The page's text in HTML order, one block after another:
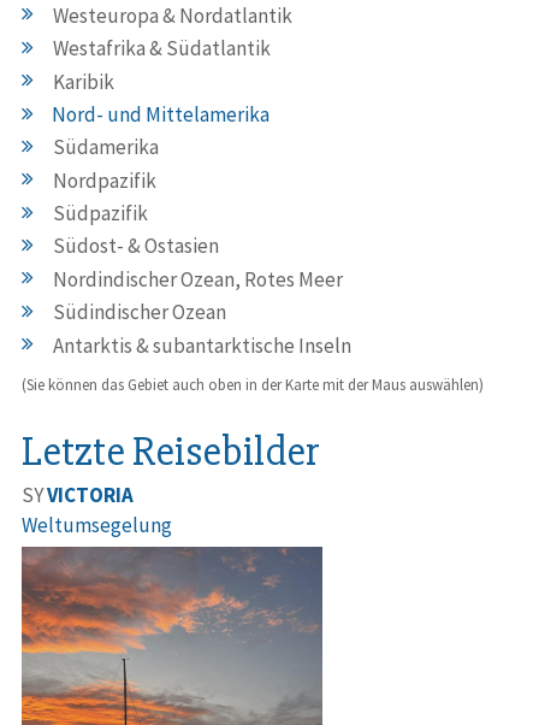
Westeuropa & Nordatlantik
Westafrika & Südatlantik
Karibik
Nord- und Mittelamerika
Südamerika
Nordpazifik
Südpazifik
Südost- & Ostasien
Nordindischer Ozean, Rotes Meer
Südindischer Ozean
Antarktis & subantarktische Inseln
(Sie können das Gebiet auch oben in der Karte mit der Maus auswählen)
Letzte Reisebilder
SYVICTORIA
Weltumsegelung